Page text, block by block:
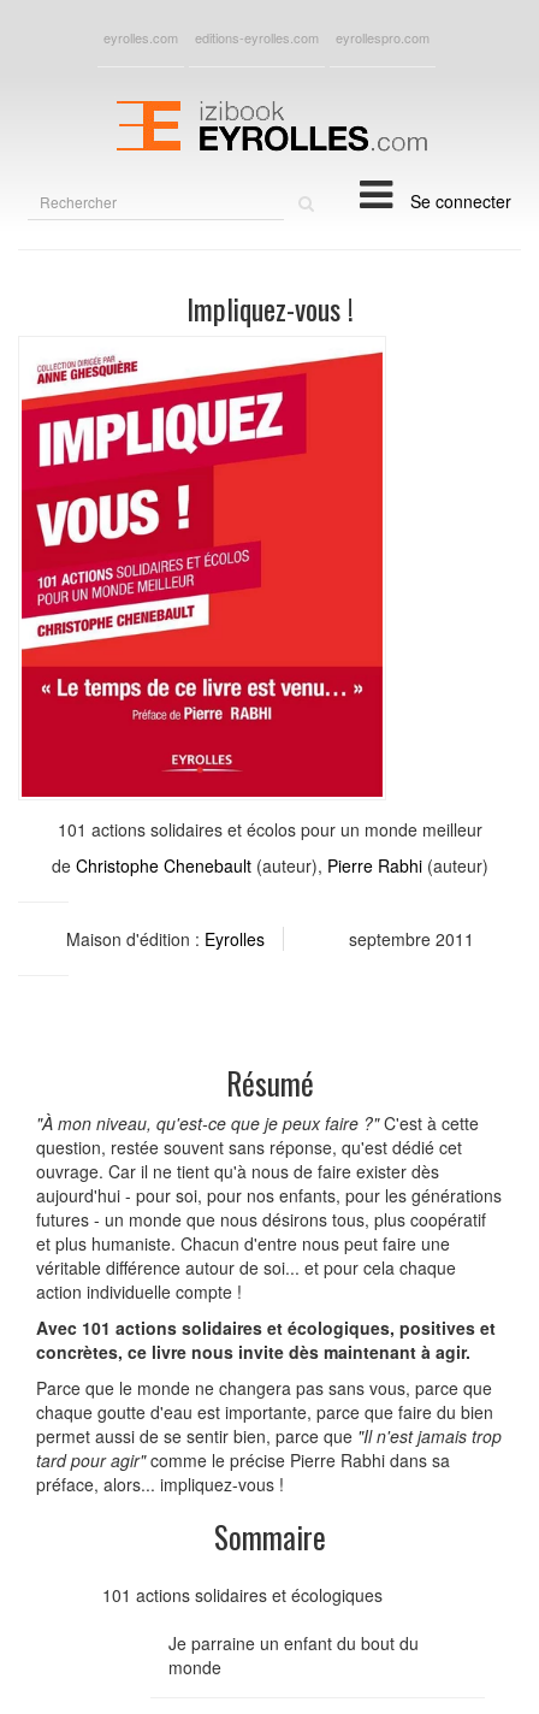
eyrolles.com editions-eyrolles.com eyrollespro.com
Se connecter
Impliquez-vous !
101 actions solidaires et écolos pour un monde meilleur
de Christophe Chenebault(auteur), Pierre Rabhi(auteur)
Maison d'édition : Eyrolles septembre 2011
Résumé
"À mon niveau, qu'est-ce que je peux faire ?"C'est à cette
question, restée souvent sans réponse, qu'est dédié cet
ouvrage. Car il ne tient qu'à nous de faire exister dès
aujourd'hui - pour soi, pour nos enfants, pour les générations
futures - un monde que nous désirons tous, plus coopératif
et plus humaniste. Chacun d'entre nous peut faire une
véritable différence autour de soi... et pour cela chaque
action individuelle compte !
Avec 101 actions solidaires et écologiques, positives et
concrètes, ce livre nous invite dès maintenant à agir.
Parce que le monde ne changera pas sans vous, parce que
chaque goutte d'eau est importante, parce que faire du bien
permet aussi de se sentir bien, parce que "Il n'est jamais trop
tard pour agir"comme le précise Pierre Rabhi dans sa
préface, alors... impliquez-vous !
Sommaire
101 actions solidaires et écologiques
Je parraine un enfant du bout du
monde